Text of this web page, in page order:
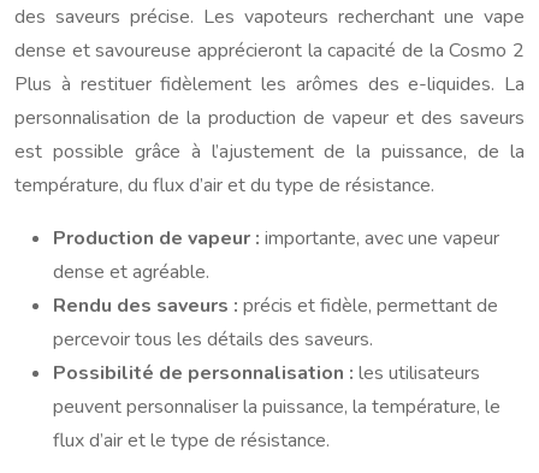
des saveurs précise. Les vapoteurs recherchant une vape
dense et savoureuse apprécieront la capacité de la Cosmo 2
Plus à restituer fidèlement les arômes des e-liquides. La
personnalisation de la production de vapeur et des saveurs
est possible grâce à l’ajustement de la puissance, de la
température, du flux d’air et du type de résistance.
Production de vapeur : importante, avec une vapeur
dense et agréable.
Rendu des saveurs : précis et fidèle, permettant de
percevoir tous les détails des saveurs.
Possibilité de personnalisation : les utilisateurs
peuvent personnaliser la puissance, la température, le
flux d’air et le type de résistance.